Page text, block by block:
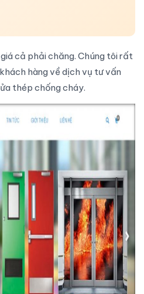
giá cả phải chăng. Chúng tôi rất
hàng về dịch vụ tư vấn
thép chống cháy.